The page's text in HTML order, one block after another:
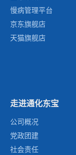
慢病管理平台
京东旗舰店
天猫旗舰店
走进通化东宝
公司概况
党政团建
社会责任